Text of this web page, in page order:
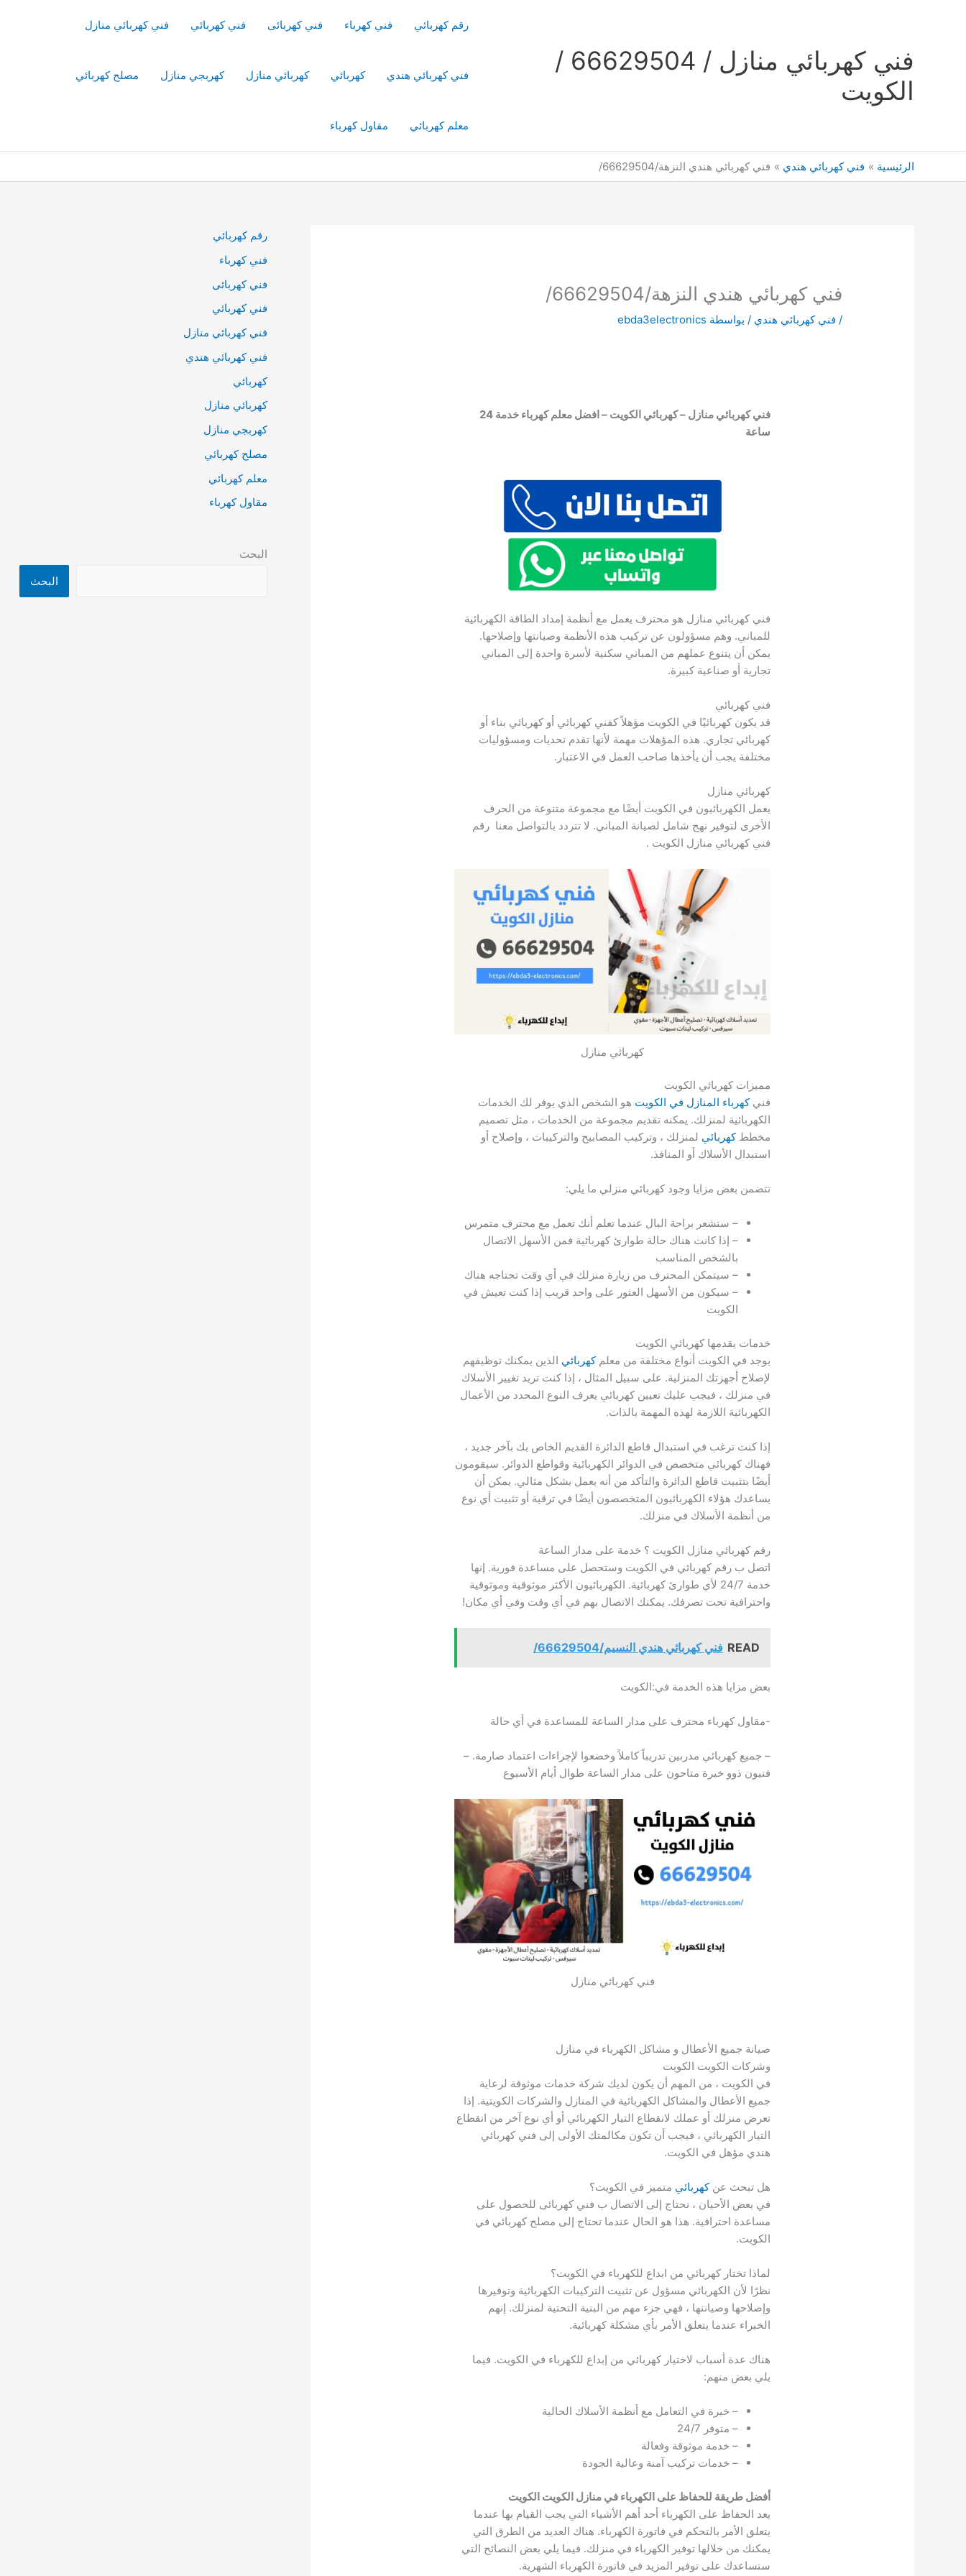
فني كهربائي منازل / 66629504 /
الكويت
رقم كهربائي فني كهرباء فني كهربائى فني كهربائي فني كهربائي منازل
فني كهربائي هندي كهربائي كهربائي منازل كهربجي منازل مصلح كهربائي
معلم كهربائي مقاول كهرباء
الرئيسية فني كهربائي هندي فني كهربائي هندي النزهة/66629504/
فني كهربائي هندي النزهة/66629504/
/ فني كهربائي هندي / بواسطة ebda3electronics
فني كهربائي منازل – كهربائي الكويت – افضل معلم كهرباء خدمة 24
ساعة
فني كهربائي منازل هو محترف يعمل مع أنظمة إمداد الطاقة الكهربائية
للمباني. وهم مسؤولون عن تركيب هذه الأنظمة وصيانتها وإصلاحها.
يمكن أن يتنوع عملهم من المباني سكنية لأسرة واحدة إلى المباني
تجارية أو صناعية كبيرة.
فني كهربائي
قد يكون كهربائيًا في الكويت مؤهلاً كفني كهربائي أو كهربائي بناء أو
كهربائي تجاري. هذه المؤهلات مهمة لأنها تقدم تحديات ومسؤوليات
مختلفة يجب أن يأخذها صاحب العمل في الاعتبار.
كهربائي منازل
يعمل الكهربائيون في الكويت أيضًا مع مجموعة متنوعة من الحرف
الأخرى لتوفير نهج شامل لصيانة المباني. لا تتردد بالتواصل معنا رقم
فني كهربائي منازل الكويت .
كهربائي منازل
مميزات كهربائي الكويت
فني كهرباء المنازل في الكويت هو الشخص الذي يوفر لك الخدمات
الكهربائية لمنزلك. يمكنه تقديم مجموعة من الخدمات ، مثل تصميم
مخططكهربائي لمنزلك ، وتركيب المصابيح والتركيبات ، وإصلاح أو
استبدال الأسلاك أو المنافذ.
تتضمن بعض مزايا وجود كهربائي منزلي ما يلي:
– ستشعر براحة البال عندما تعلم أنك تعمل مع محترف متمرس
– إذا كانت هناك حالة طوارئ كهربائية فمن الأسهل الاتصال
بالشخص المناسب
– سيتمكن المحترف من زيارة منزلك في أي وقت تحتاجه هناك
– سيكون من الأسهل العثور على واحد قريب إذا كنت تعيش في
الكويت
خدمات يقدمها كهربائي الكويت
يوجد في الكويت أنواع مختلفة من معلمكهربائي الذين يمكنك توظيفهم
لإصلاح أجهزتك المنزلية. على سبيل المثال ، إذا كنت تريد تغيير الأسلاك
في منزلك ، فيجب عليك تعيين كهربائي يعرف النوع المحدد من الأعمال
الكهربائية اللازمة لهذه المهمة بالذات.
إذا كنت ترغب في استبدال قاطع الدائرة القديم الخاص بك بآخر جديد ،
فهناك كهربائي متخصص في الدوائر الكهربائية وقواطع الدوائر. سيقومون
أيضًا بتثبيت قاطع الدائرة والتأكد من أنه يعمل بشكل مثالي. يمكن أن
يساعدك هؤلاء الكهربائيون المتخصصون أيضًا في ترقية أو تثبيت أي نوع
من أنظمة الأسلاك في منزلك.
رقم كهربائي منازل الكويت ؟ خدمة على مدار الساعة
اتصل ب رقم كهربائي في الكويت وستحصل على مساعدة فورية. إنها
خدمة 24/7 لأي طوارئ كهربائية. الكهربائيون الأكثر موثوقية وموثوقية
واحترافية تحت تصرفك. يمكنك الاتصال بهم في أي وقت وفي أي مكان!
READ فني كهربائي هندي النسيم/66629504/
بعض مزايا هذه الخدمة في:الكويت
-مقاول كهرباء محترف على مدار الساعة للمساعدة في أي حالة
– جميع كهربائي مدربين تدريباً كاملاً وخضعوا لإجراءات اعتماد صارمة. –
فنيون ذوو خبرة متاحون على مدار الساعة طوال أيام الأسبوع
فني كهربائي منازل
صيانة جميع الأعطال و مشاكل الكهرباء في منازل
وشركات الكويت الكويت
في الكويت ، من المهم أن يكون لديك شركة خدمات موثوقة لرعاية
جميع الأعطال والمشاكل الكهربائية في المنازل والشركات الكويتية. إذا
تعرض منزلك أو عملك لانقطاع التيار الكهربائي أو أي نوع آخر من انقطاع
التيار الكهربائي ، فيجب أن تكون مكالمتك الأولى إلى فني كهربائي
هندي مؤهل في الكويت.
هل تبحث عنكهربائي متميز في الكويت؟
في بعض الأحيان ، نحتاج إلى الاتصال ب فني كهربائى للحصول على
مساعدة احترافية. هذا هو الحال عندما تحتاج إلى مصلح كهربائي في
الكويت.
لماذا تختار كهربائي من ابداع للكهرباء في الكويت؟
نظرًا لأن الكهربائي مسؤول عن تثبيت التركيبات الكهربائية وتوفيرها
وإصلاحها وصيانتها ، فهي جزء مهم من البنية التحتية لمنزلك. إنهم
الخبراء عندما يتعلق الأمر بأي مشكلة كهربائية.
هناك عدة أسباب لاختيار كهربائي من إبداع للكهرباء في الكويت. فيما
يلي بعض منهم:
– خبرة في التعامل مع أنظمة الأسلاك الحالية
– متوفر 24/7
– خدمة موثوقة وفعالة
– خدمات تركيب آمنة وعالية الجودة
أفضل طريقة للحفاظ على الكهرباء في منازل الكويت الكويت
يعد الحفاظ على الكهرباء أحد أهم الأشياء التي يجب القيام بها عندما
يتعلق الأمر بالتحكم في فاتورة الكهرباء. هناك العديد من الطرق التي
يمكنك من خلالها توفير الكهرباء في منزلك. فيما يلي بعض النصائح التي
ستساعدك على توفير المزيد في فاتورة الكهرباء الشهرية.
رقم كهربائي
فني كهرباء
فني كهربائى
فني كهربائي
فني كهربائي منازل
فني كهربائي هندي
كهربائي
كهربائي منازل
كهربجي منازل
مصلح كهربائي
معلم كهربائي
مقاول كهرباء
البحث
البحث